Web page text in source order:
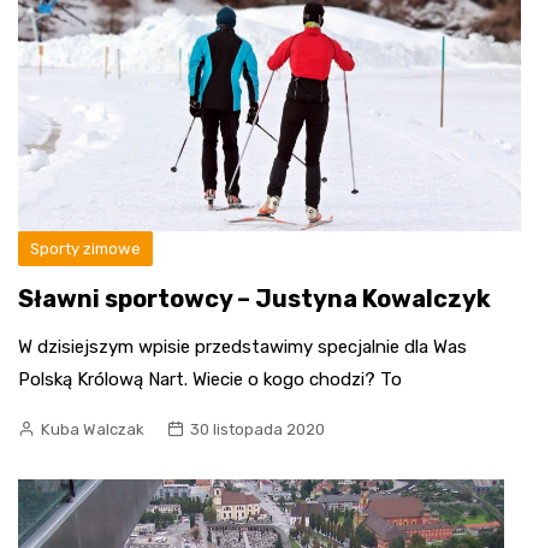
Sporty zimowe
Sławni sportowcy – Justyna Kowalczyk
W dzisiejszym wpisie przedstawimy specjalnie dla Was
Polską Królową Nart. Wiecie o kogo chodzi? To
Kuba Walczak 30 listopada 2020